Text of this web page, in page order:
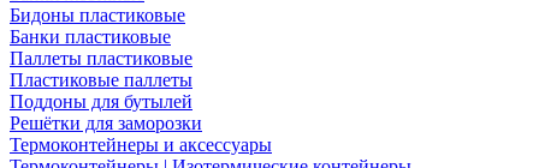
Бидоны пластиковые
Банки пластиковые
Паллеты пластиковые
Пластиковые паллеты
Поддоны для бутылей
Решётки для заморозки
Термоконтейнеры и аксессуары